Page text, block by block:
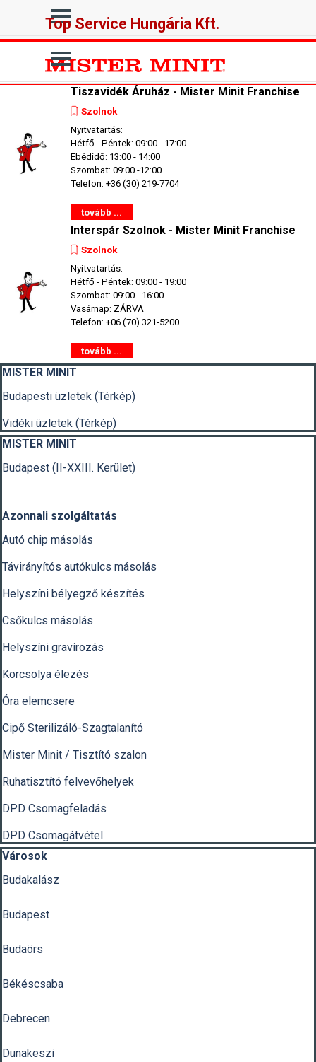
Ugrás a menüre
Top Service Hungária Kft.
Ugrás a menüre
Tiszavidék Áruház - Mister Minit Franchise
Szolnok
Nyitvatartás:
Hétfő - Péntek: 09:00 - 17:00
Ebédidő: 13:00 - 14:00
Szombat: 09:00 -12:00
Telefon: +36 (30) 219-7704
tovább ...
Interspár Szolnok - Mister Minit Franchise
Szolnok
Nyitvatartás:
Hétfő - Péntek: 09:00 - 19:00
Szombat: 09:00 - 16:00
Vasárnap: ZÁRVA
Telefon: +06 (70) 321-5200
tovább ...
Kihagy blokk MISTER MINIT
MISTER MINIT
Budapesti üzletek (Térkép)
Vidéki üzletek (Térkép)
Kihagy blokk MISTER MINIT
MISTER MINIT
Budapest (II-XXIII. Kerület)
Azonnali szolgáltatás
Autó chip másolás
Távirányítós autókulcs másolás
Helyszíni bélyegző készítés
Csőkulcs másolás
Helyszíni gravírozás
Korcsolya élezés
Óra elemcsere
Cipő Sterilizáló-Szagtalanító
Mister Minit / Tisztító szalon
Ruhatisztító felvevőhelyek
DPD Csomagfeladás
DPD Csomagátvétel
Kihagy blokk Városok
Városok
Budakalász
Budapest
Budaörs
Békéscsaba
Debrecen
Dunakeszi